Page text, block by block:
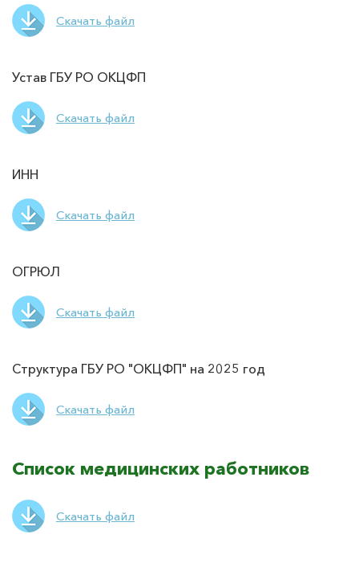
Скачать файл
Устав ГБУ РО ОКЦФП
Скачать файл
ИНН
Скачать файл
ОГРЮЛ
Скачать файл
Структура ГБУ РО "ОКЦФП" на 2025 год
Скачать файл
Список медицинских работников
Скачать файл